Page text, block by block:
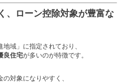
、ローン控除対象が豊富な
域」に指定されており、
良住宅が多いのが特徴です。
対象になりやすく、